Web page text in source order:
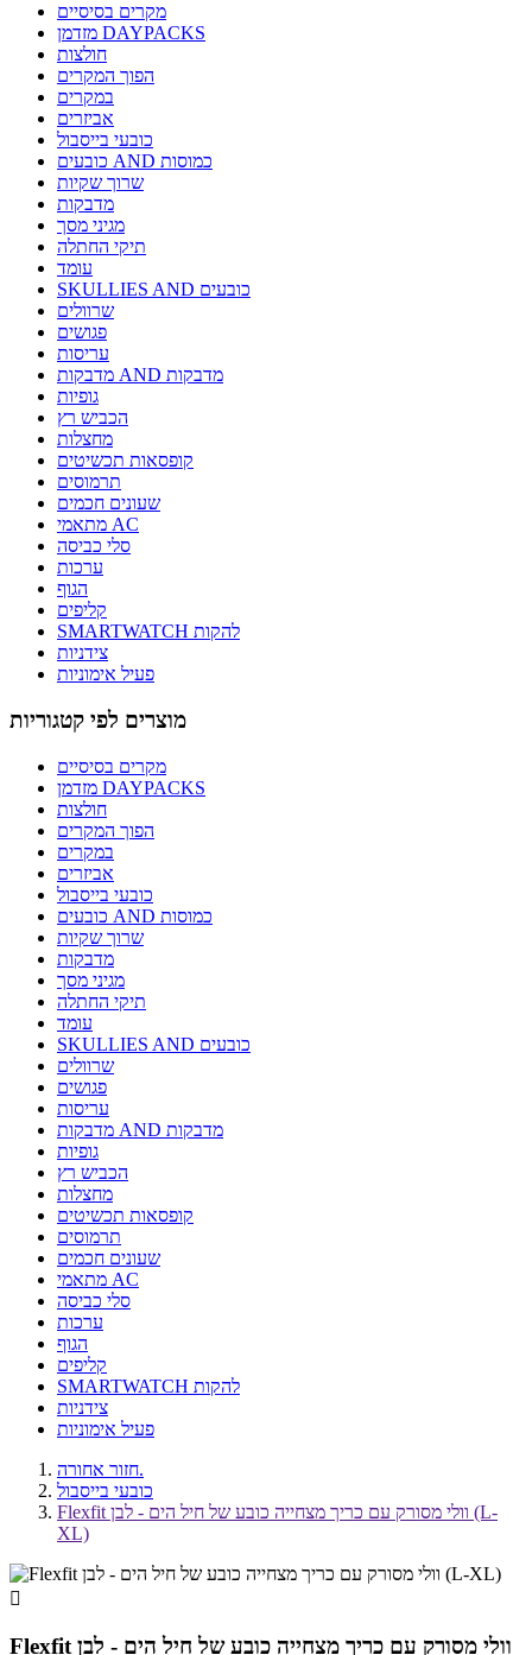
מקרים בסיסיים
מזדמן DAYPACKS
חולצות
הפוך המקרים
במקרים
אביזרים
כובעי בייסבול
כובעים AND כמוסות
שרוך שקיות
מדבקות
מגיני מסך
תיקי החתלה
עומד
SKULLIES AND כובעים
שרוולים
פגושים
עריסות
מדבקות AND מדבקות
גופיות
הכביש רץ
מחצלות
קופסאות תכשיטים
תרמוסים
שעונים חכמים
מתאמי AC
סלי כביסה
ערכות
הגוף
קליפים
SMARTWATCH להקות
צידניות
פעיל אימוניות
מוצרים לפי קטגוריות
מקרים בסיסיים
מזדמן DAYPACKS
חולצות
הפוך המקרים
במקרים
אביזרים
כובעי בייסבול
כובעים AND כמוסות
שרוך שקיות
מדבקות
מגיני מסך
תיקי החתלה
עומד
SKULLIES AND כובעים
שרוולים
פגושים
עריסות
מדבקות AND מדבקות
גופיות
הכביש רץ
מחצלות
קופסאות תכשיטים
תרמוסים
שעונים חכמים
מתאמי AC
סלי כביסה
ערכות
הגוף
קליפים
SMARTWATCH להקות
צידניות
פעיל אימוניות
חזור אחורה.
כובעי בייסבול
Flexfit וולי מסורק עם כריך מצחייה כובע של חיל הים - לבן (L-
XL)

Flexfit וולי מסורק עם כריך מצחייה כובע של חיל הים - לבן